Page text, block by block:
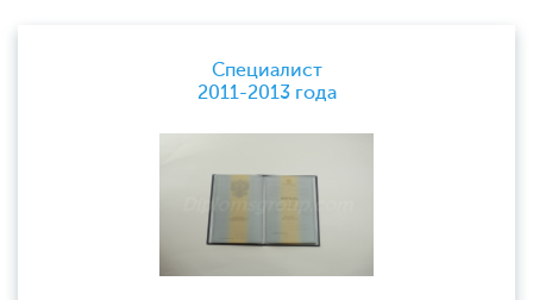
Специалист
2011-2013 года